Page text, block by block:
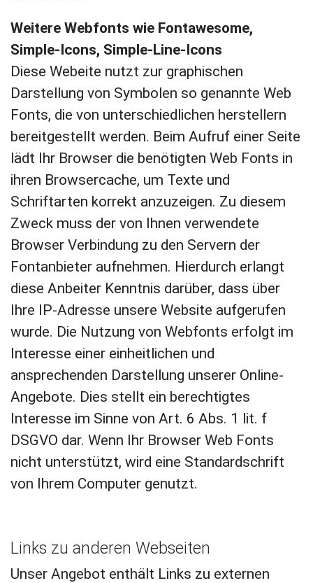
Weitere Webfonts wie Fontawesome,
Simple-Icons, Simple-Line-Icons
Diese Webeite nutzt zur graphischen
Darstellung von Symbolen so genannte Web
Fonts, die von unterschiedlichen herstellern
bereitgestellt werden. Beim Aufruf einer Seite
lädt Ihr Browser die benötigten Web Fonts in
ihren Browsercache, um Texte und
Schriftarten korrekt anzuzeigen. Zu diesem
Zweck muss der von Ihnen verwendete
Browser Verbindung zu den Servern der
Fontanbieter aufnehmen. Hierdurch erlangt
diese Anbeiter Kenntnis darüber, dass über
Ihre IP-Adresse unsere Website aufgerufen
wurde. Die Nutzung von Webfonts erfolgt im
Interesse einer einheitlichen und
ansprechenden Darstellung unserer Online-
Angebote. Dies stellt ein berechtigtes
Interesse im Sinne von Art. 6 Abs. 1 lit. f
DSGVO dar. Wenn Ihr Browser Web Fonts
nicht unterstützt, wird eine Standardschrift
von Ihrem Computer genutzt.
Links zu anderen Webseiten
Unser Angebot enthält Links zu externen